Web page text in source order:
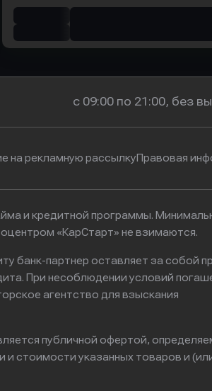
с 09:00 по 21:00, без
на рекламную рассылкуПравовая
и кредитной программы.
«КарСтарт» не взимаются.
банк-партнер оставляет за собой
При несоблюдении условий
агентство для взыскания
публичной офертой,
стоимости указанных товаров и